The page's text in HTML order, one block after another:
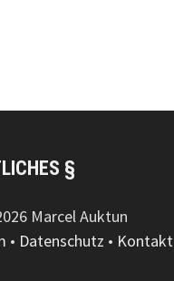
§
Marcel Auktun
• Datenschutz • Kontakt